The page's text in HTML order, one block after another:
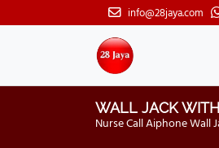
info@28jaya.com
WALL JACK
Nurse Call Aiphone Wall